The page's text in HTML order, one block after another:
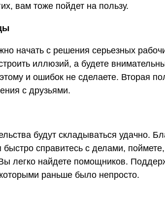
вам тоже пойдет на пользу.
начать с решения серьезных
иллюзий, а будете
и ошибок не сделаете. Вторая
с друзьями.
будут складываться удачно.
быстро справитесь с делами,
легко найдете помощников.
раньше было непросто.